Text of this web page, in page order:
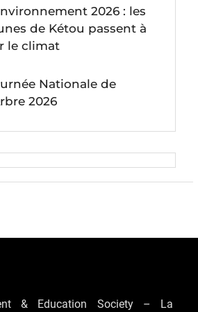
2026 : les
de Kétou passent à
le climat
Nationale de
2026
& Education Society – La